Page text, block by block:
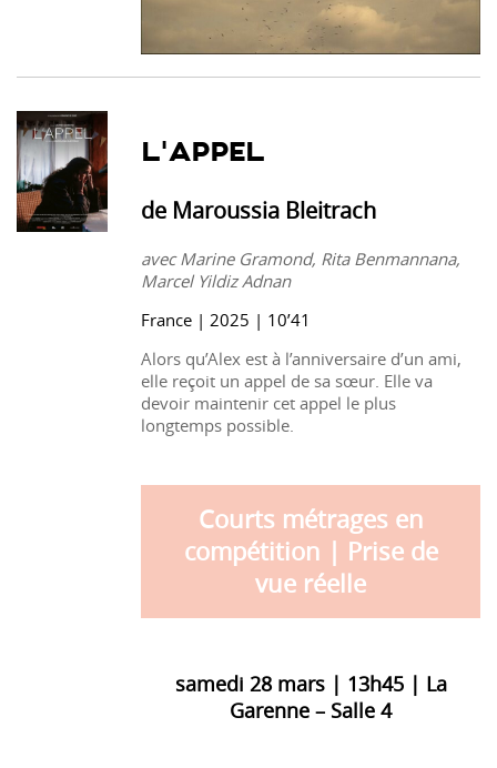
L’APPEL
de Maroussia Bleitrach
avec Marine Gramond, Rita Benmannana,
Marcel Yildiz Adnan
France | 2025 | 10’41
Alors qu’Alex est à l’anniversaire d’un ami,
elle reçoit un appel de sa sœur. Elle va
devoir maintenir cet appel le plus
longtemps possible.
Courts métrages en
compétition | Prise de
vue réelle
samedi 28 mars | 13h45 | La
Garenne – Salle 4